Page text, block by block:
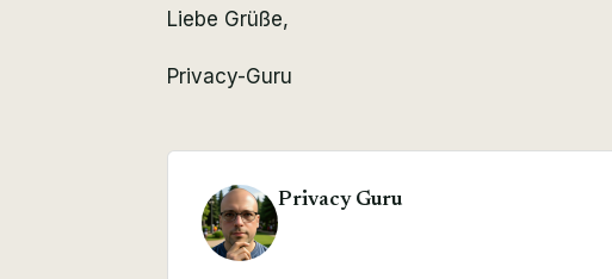
Liebe Grüße,
Privacy-Guru
Privacy Guru